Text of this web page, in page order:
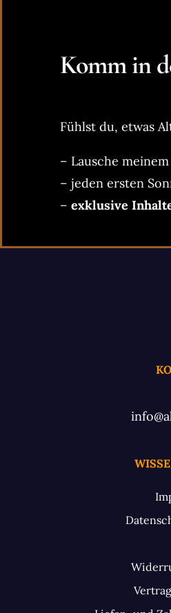
Komm in
Fühlst du, etwas
– Lausche
– jeden ersten
– exklusive